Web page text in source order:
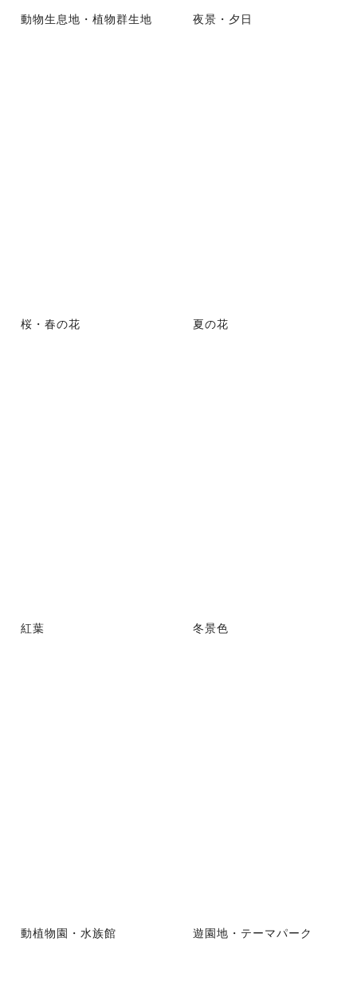
動物生息地・植物群生地 夜景・夕日
桜・春の花 夏の花
紅葉 冬景色
動植物園・水族館 遊園地・テーマパーク